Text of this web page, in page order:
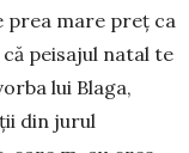
prea mare preț ca
peisajul natal te
lui Bla­ga,
din jurul